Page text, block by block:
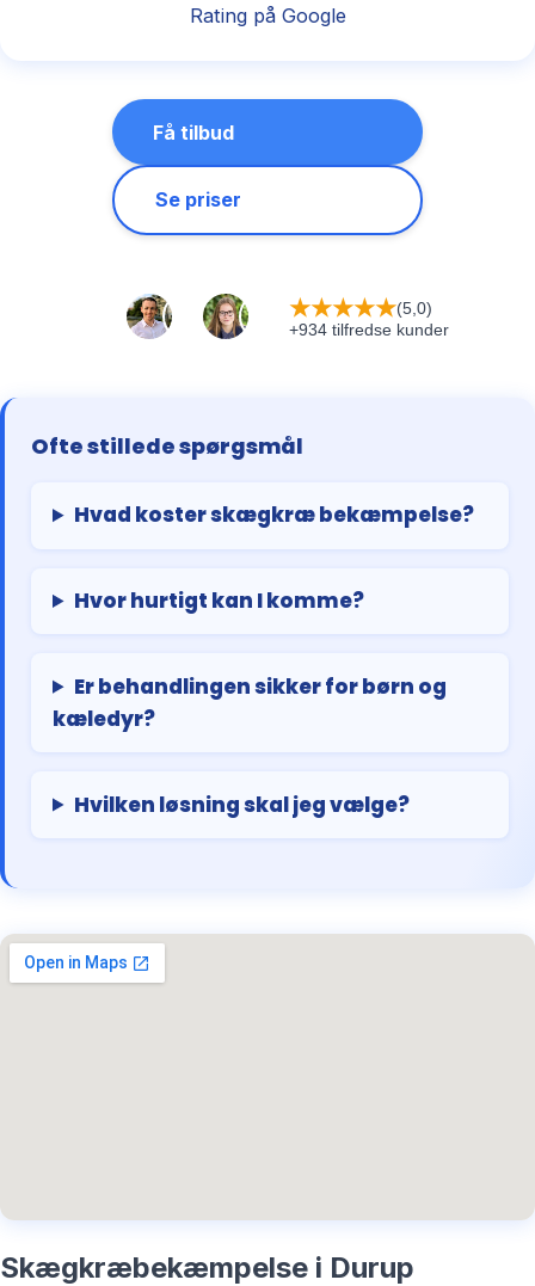
Rating på Google
Få tilbud
Se priser
★★★★★(5,0)
+934 tilfredse kunder
Ofte stillede spørgsmål
Hvad koster skægkræ bekæmpelse?
Hvor hurtigt kan I komme?
Er behandlingen sikker for børn og
kæledyr?
Hvilken løsning skal jeg vælge?
Skægkræbekæmpelse i Durup